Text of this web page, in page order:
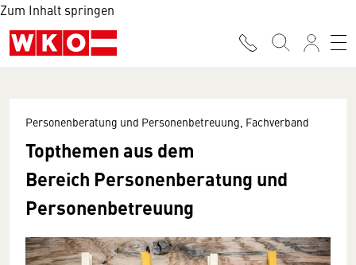
Zum Inhalt springen
Personenberatung und Personenbetreuung, Fachverband
Topthemen aus dem
Bereich Personenberatung und
Personenbetreuung